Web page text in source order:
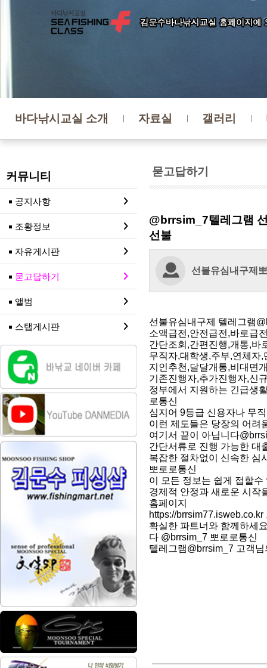
바다낚시교실 소개 자료실 갤러리
묻고답하기
커뮤니티
공지사항
조황정보
자유게시판
묻고답하기
앨범
스탭게시판
@brrsim_7텔레그램
선불
선불유심내구제
선불유심내구제 텔레그램
소액급전,안전급전,바로급
간단조회,간편진행,개통,바
무직자,대학생,주부,연체자,
지인추천,달달개통,비대면
기존진행자,추가진행자,신
정부에서 지원하는 긴급생
로통신
심지어 9등급 신용자나 무
이런 제도들은 당장의 어려
여기서 끝이 아닙니다
간단서류로 진행 가능한 대
복잡한 절차없이 신속한 심
뽀로로통신
이 모든 정보는 쉽게 접할
경제적 안정과 새로운 시작
홈페이지
https://brrsim77.isweb.co.kr
확실한 파트너와 함께하세
다 @brrsim_7 뽀로로통신
텔레그램@brrsim_7 고객